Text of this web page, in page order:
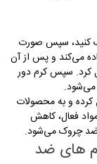
کنید، سپس صورت
می‌کند و پس از آن
کرد. سپس کرم دور
می‌شود.
و به محصولات
فعال، کاهش
ضد چروک می‌شود.
های ضد